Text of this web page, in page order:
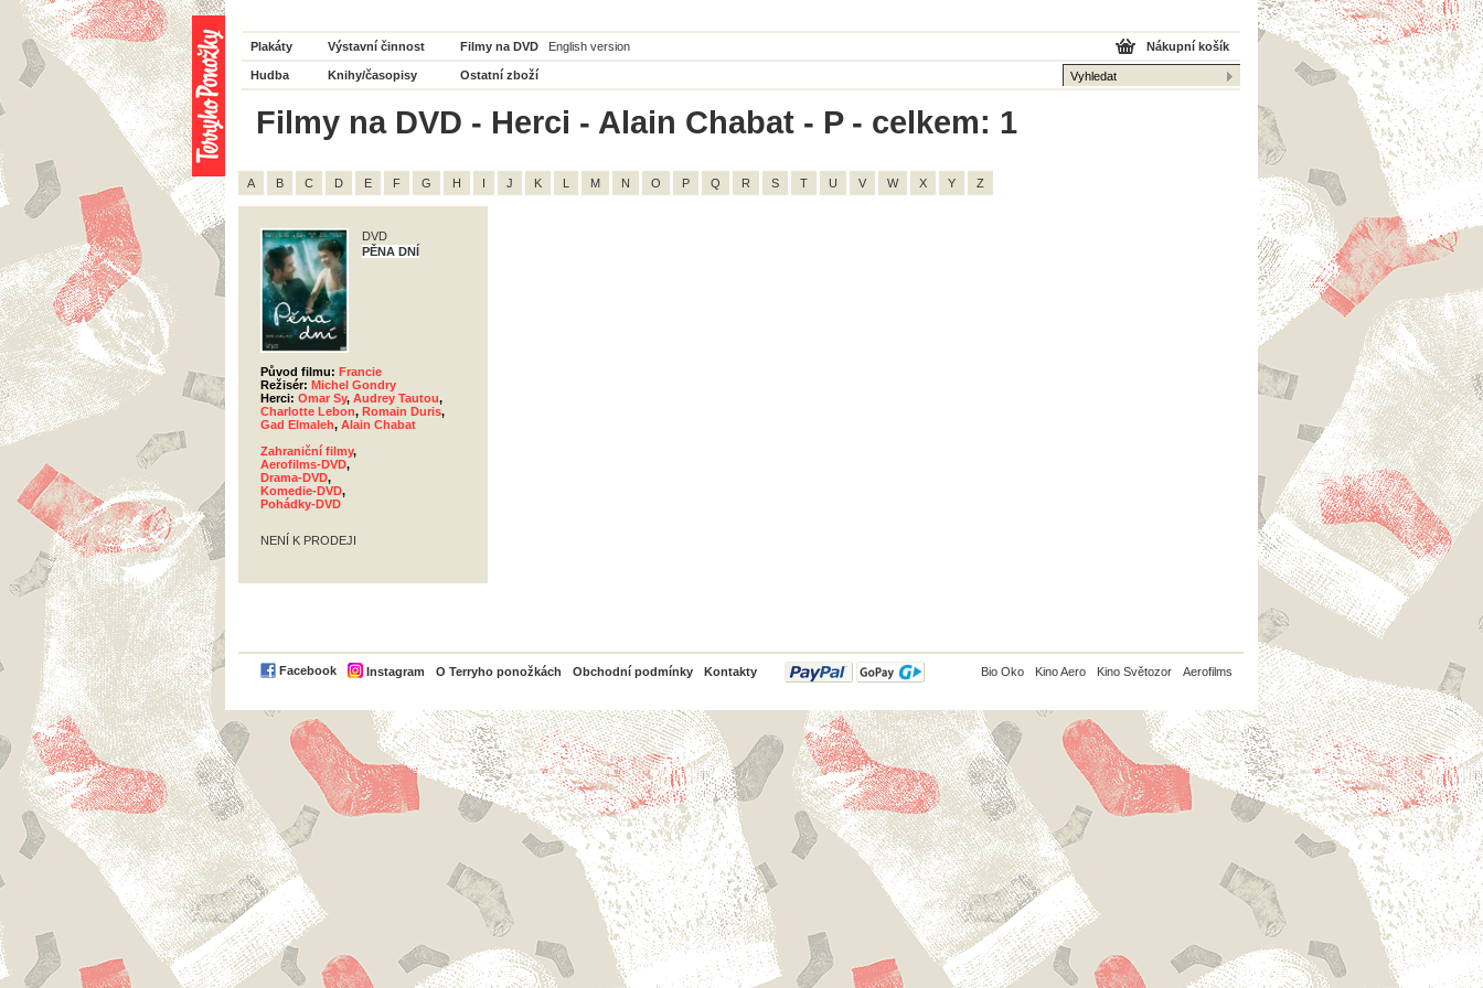
Plakáty Výstavní činnost Filmy na DVD English version
Hudba Knihy/časopisy Ostatní zboží
Nákupní košík
Filmy na DVD - Herci - Alain Chabat - P - celkem: 1
A B C D E F G H I J K L M N O P Q R S T U V W X Y Z
DVD
PĚNA DNÍ
Původ filmu: Francie
Režisér: Michel Gondry
Herci: Omar Sy, Audrey Tautou,
Charlotte Lebon, Romain Duris,
Gad Elmaleh, Alain Chabat
Zahraniční filmy,
Aerofilms-DVD,
Drama-DVD,
Komedie-DVD,
Pohádky-DVD
NENÍ K PRODEJI
Facebook Instagram O Terryho ponožkách Obchodní podmínky Kontakty
PayPal Bio Oko Kino Aero Kino Světozor Aerofilms